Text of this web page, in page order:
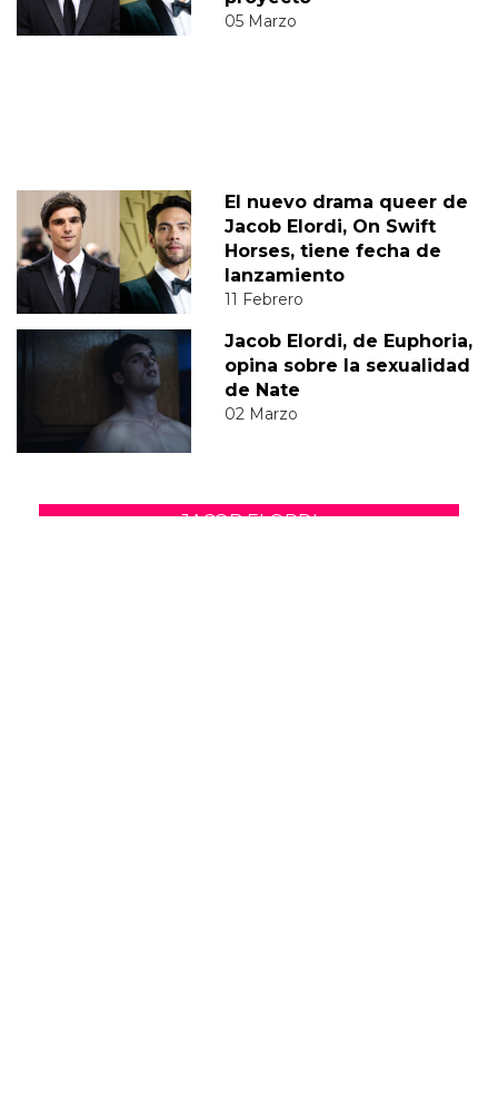
05 Marzo
El nuevo drama queer de
Jacob Elordi, On Swift
Horses, tiene fecha de
lanzamiento
11 Febrero
Jacob Elordi, de Euphoria,
opina sobre la sexualidad
de Nate
02 Marzo
JACOB ELORDI